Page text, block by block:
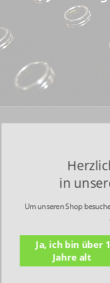
KONTAKT
Ja, ich bin über
Jahre alt
in
Um unseren Shop